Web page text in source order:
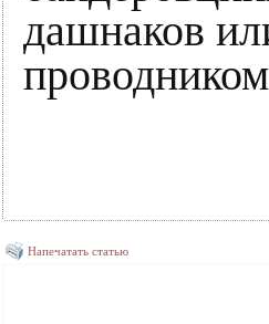
дашнаков
Напечатать статью